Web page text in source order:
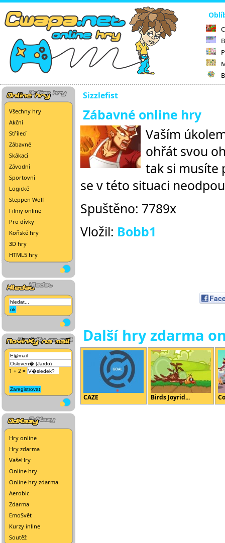
Všechny hry
Akční
Střílecí
Zábavné
Skákací
Závodní
Sportovní
Logické
Steppen Wolf
Filmy online
Pro dívky
Koňské hry
3D hry
HTML5 hry
1 + 2 =
Hry online
Hry zdarma
VašeHry
Online hry
Online hry zdarma
Aerobic
Zdarma
EmoSvět
Kurzy inline
Soutěž
Sizzlefist
Zábavné online hry
Vaším
ohřát svou
tak si musíte
se v této situaci
Spuštěno: 7789x
Vložil: Bobb1
Další hry zdarma
CAZE Birds Joyrid...